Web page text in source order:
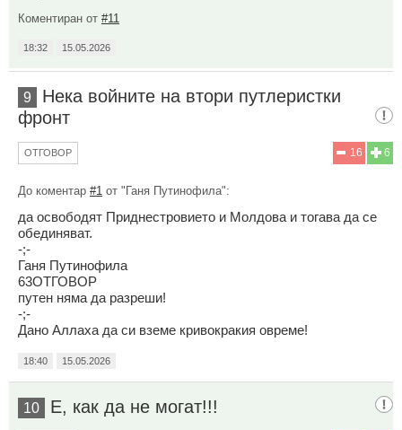
Коментиран от #11
18:32 15.05.2026
9
Нека войните на втори путлеристки
фронт
6
16
ОТГОВОР
До коментар #1 от "Ганя Путинофила":
да освободят Приднестровието и Молдова и тогава да се
обединяват.
-;-
Ганя Путинофила
63ОТГОВОР
путен няма да разреши!
-;-
Дано Аллаха да си вземе кривокракия овреме!
18:40 15.05.2026
10 Е, как да не могат!!!